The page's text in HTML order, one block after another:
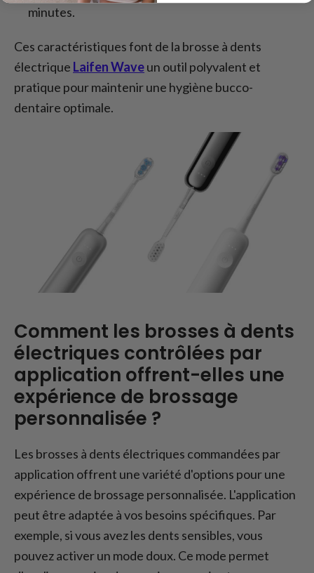
minutes.
Ces caractéristiques font de la brosse à dents
électrique Laifen Waveun outil polyvalent et
pratique pour maintenir une hygiène bucco-
dentaire optimale.
Comment les brosses à dents
électriques contrôlées par
application offrent-elles une
expérience de brossage
personnalisée ?
Les brosses à dents électriques commandées par
application offrent une variété d'options pour une
expérience de brossage personnalisée. L'application
peut être adaptée à vos besoins spécifiques. Par
exemple, si vous avez les dents sensibles, vous
pouvez activer un mode doux. Ce mode permet